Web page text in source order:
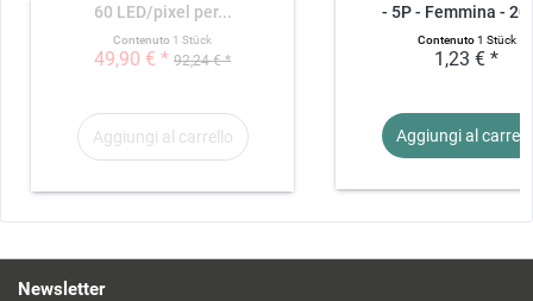
60 LED/pixel per...
Contenuto 1 Stück
49,90 € * 92,24 € *
Aggiungi al carrello
- 5P - Femmina -
Contenuto1 Stück
1,23 € *
Aggiungi al
Newsletter